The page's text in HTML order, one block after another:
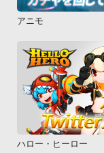
アニモ
ハロー・ヒーロー